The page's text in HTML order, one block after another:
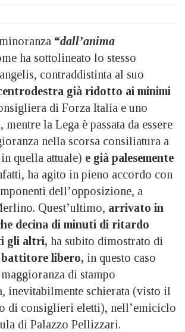
“dall’anima
ha sottolineato lo stesso
contraddistinta al suo
già ridotto ai minimi
di Forza Italia e uno
la Lega è passata da essere
nella scorsa consiliatura a
quella attuale) e già palesemente
ha agito in pieno accordo con
dell’opposizione, a
Quest’ultimo, arrivato in
decina di minuti di ritardo
gli altri, ha subito dimostrato di
libero, in questo caso
di stampo
inevitabilmente schierata (visto il
di consiglieri eletti), nell’emiciclo
di Palazzo Pellizzari.